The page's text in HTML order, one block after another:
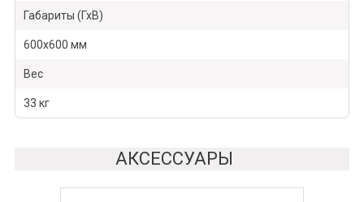
Габариты (ГхВ)
600х600 мм
Вес
33 кг
АКСЕССУАРЫ